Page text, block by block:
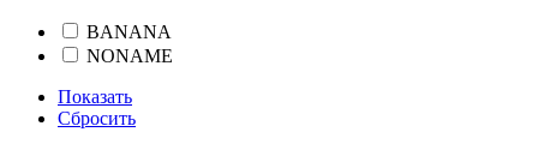
BANANA
NONAME
Показать
Сбросить